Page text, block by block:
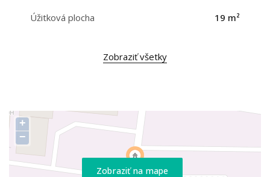
Úžitková plocha 19 m²
Zobraziť všetky
Zobraziť na mape
+
−